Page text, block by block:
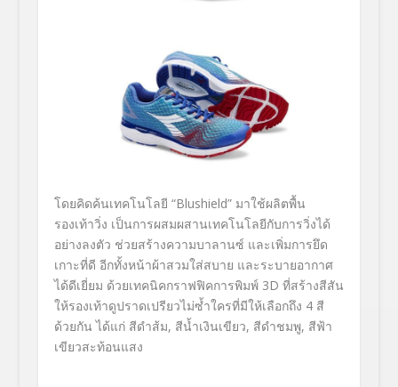
โดยคิดค้นเทคโนโลยี “Blushield” มาใช้ผลิตพื้น
รองเท้าวิ่ง เป็นการผสมผสานเทคโนโลยีกับการวิ่งได้
อย่างลงตัว ช่วยสร้างความบาลานซ์ และเพิ่มการยึด
เกาะที่ดี อีกทั้งหน้าผ้าสวมใส่สบาย และระบายอากาศ
ได้ดีเยี่ยม ด้วยเทคนิคกราฟฟิคการพิมพ์ 3D ที่สร้างสีสัน
ให้รองเท้าดูปราดเปรียวไม่ซ้ำใครที่มีให้เลือกถึง 4 สี
ด้วยกัน ได้แก่ สีดำส้ม, สีน้ำเงินเขียว, สีดำชมพู, สีฟ้า
เขียวสะท้อนแสง